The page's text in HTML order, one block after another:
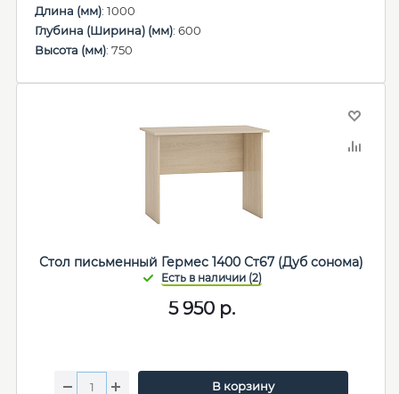
Длина (мм): 1000
Глубина (Ширина) (мм): 600
Высота (мм): 750
Стол письменный Гермес 1400 Ст67 (Дуб сонома)
5 950р.
В корзину